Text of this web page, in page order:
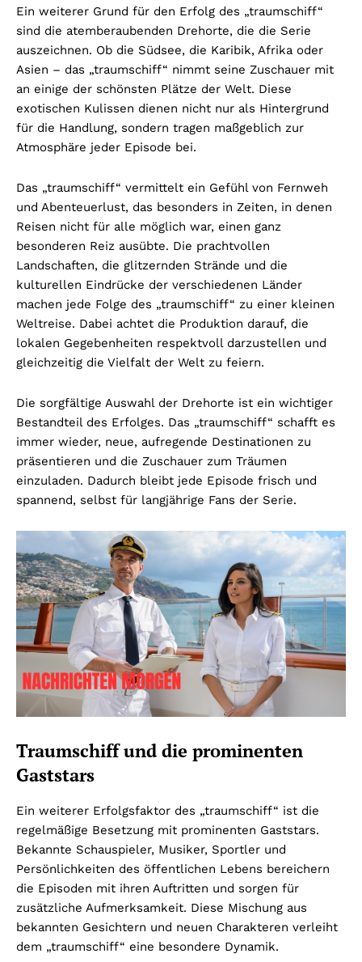
Ein weiterer Grund für den Erfolg des „traumschiff“
sind die atemberaubenden Drehorte, die die Serie
auszeichnen. Ob die Südsee, die Karibik, Afrika oder
Asien – das „traumschiff“ nimmt seine Zuschauer mit
an einige der schönsten Plätze der Welt. Diese
exotischen Kulissen dienen nicht nur als Hintergrund
für die Handlung, sondern tragen maßgeblich zur
Atmosphäre jeder Episode bei.
Das „traumschiff“ vermittelt ein Gefühl von Fernweh
und Abenteuerlust, das besonders in Zeiten, in denen
Reisen nicht für alle möglich war, einen ganz
besonderen Reiz ausübte. Die prachtvollen
Landschaften, die glitzernden Strände und die
kulturellen Eindrücke der verschiedenen Länder
machen jede Folge des „traumschiff“ zu einer kleinen
Weltreise. Dabei achtet die Produktion darauf, die
lokalen Gegebenheiten respektvoll darzustellen und
gleichzeitig die Vielfalt der Welt zu feiern.
Die sorgfältige Auswahl der Drehorte ist ein wichtiger
Bestandteil des Erfolges. Das „traumschiff“ schafft es
immer wieder, neue, aufregende Destinationen zu
präsentieren und die Zuschauer zum Träumen
einzuladen. Dadurch bleibt jede Episode frisch und
spannend, selbst für langjährige Fans der Serie.
Traumschiff und die prominenten
Gaststars
Ein weiterer Erfolgsfaktor des „traumschiff“ ist die
regelmäßige Besetzung mit prominenten Gaststars.
Bekannte Schauspieler, Musiker, Sportler und
Persönlichkeiten des öffentlichen Lebens bereichern
die Episoden mit ihren Auftritten und sorgen für
zusätzliche Aufmerksamkeit. Diese Mischung aus
bekannten Gesichtern und neuen Charakteren verleiht
dem „traumschiff“ eine besondere Dynamik.